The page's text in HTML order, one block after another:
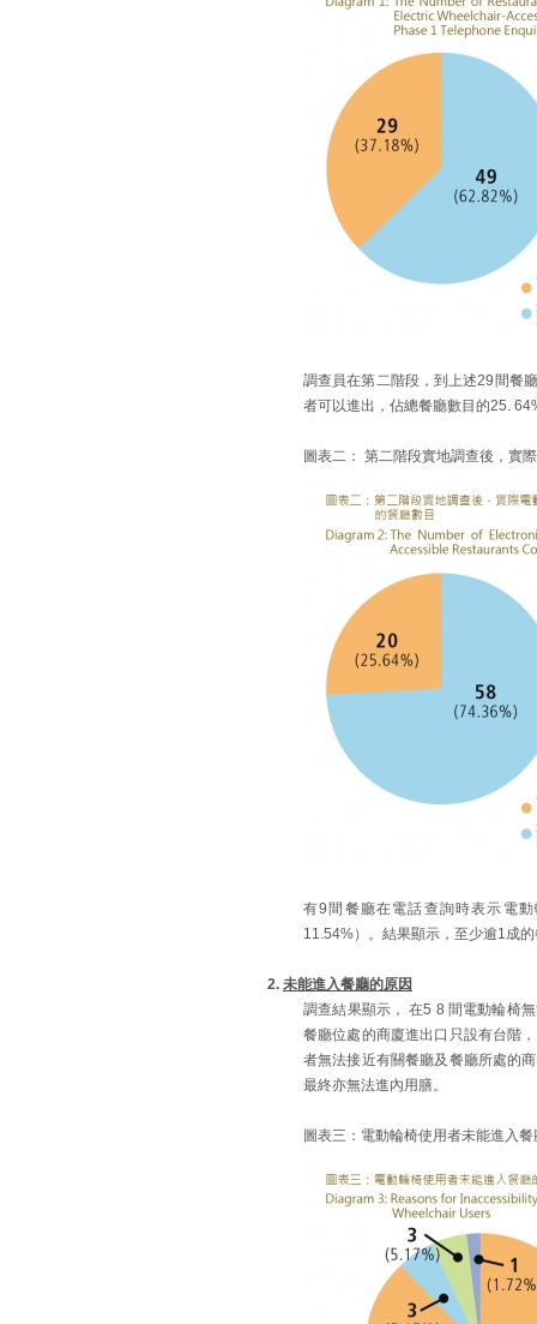
調查員在第二階段，到上述29間餐
者可以進出，佔總餐廳數目的25.
圖表二： 第二階段實地調查後，實
有9間餐廳在電話查詢時表示電
11.54%）。結果顯示，至少逾1成
2. 未能進入餐廳的原因
調查結果顯示， 在5 8 間電動輪椅
餐廳位處的商廈進出口只設有台階
者無法接近有關餐廳及餐廳所處的
最終亦無法進內用膳。
圖表三：電動輪椅使用者未能進入